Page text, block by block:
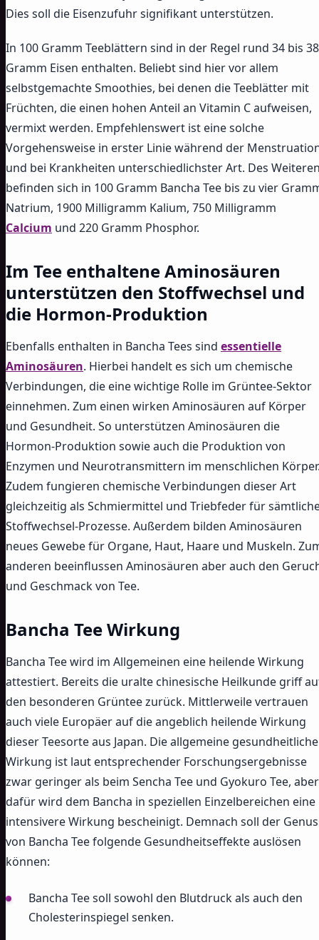
Dies soll die Eisenzufuhr signifikant unterstützen.
In 100 Gramm Teeblättern sind in der Regel rund 34 bis 38
Gramm Eisen enthalten. Beliebt sind hier vor allem
selbstgemachte Smoothies, bei denen die Teeblätter mit
Früchten, die einen hohen Anteil an Vitamin C aufweisen,
vermixt werden. Empfehlenswert ist eine solche
Vorgehensweise in erster Linie während der
und bei Krankheiten unterschiedlichster Art. Des
befinden sich in 100 Gramm Bancha Tee bis zu vier
Natrium, 1900 Milligramm Kalium, 750 Milligramm
Calcium und 220 Gramm Phosphor.
Im Tee enthaltene Aminosäuren
unterstützen den Stoffwechsel und
die Hormon-Produktion
Ebenfalls enthalten in Bancha Tees sind essentielle
Aminosäuren. Hierbei handelt es sich um chemische
Verbindungen, die eine wichtige Rolle im Grüntee-Sektor
einnehmen. Zum einen wirken Aminosäuren auf Körper
und Gesundheit. So unterstützen Aminosäuren die
Hormon-Produktion sowie auch die Produktion von
Enzymen und Neurotransmittern im menschlichen
Zudem fungieren chemische Verbindungen dieser Art
gleichzeitig als Schmiermittel und Triebfeder für
Stoffwechsel-Prozesse. Außerdem bilden Aminosäuren
neues Gewebe für Organe, Haut, Haare und Muskeln.
anderen beeinflussen Aminosäuren aber auch den
und Geschmack von Tee.
Bancha Tee Wirkung
Bancha Tee wird im Allgemeinen eine heilende Wirkung
attestiert. Bereits die uralte chinesische Heilkunde griff
den besonderen Grüntee zurück. Mittlerweile vertrauen
auch viele Europäer auf die angeblich heilende Wirkung
dieser Teesorte aus Japan. Die allgemeine gesundheitliche
Wirkung ist laut entsprechender Forschungsergebnisse
zwar geringer als beim Sencha Tee und Gyokuro Tee, aber
dafür wird dem Bancha in speziellen Einzelbereichen eine
intensivere Wirkung bescheinigt. Demnach soll der
von Bancha Tee folgende Gesundheitseffekte auslösen
können:
Bancha Tee soll sowohl den Blutdruck als auch den
Cholesterinspiegel senken.